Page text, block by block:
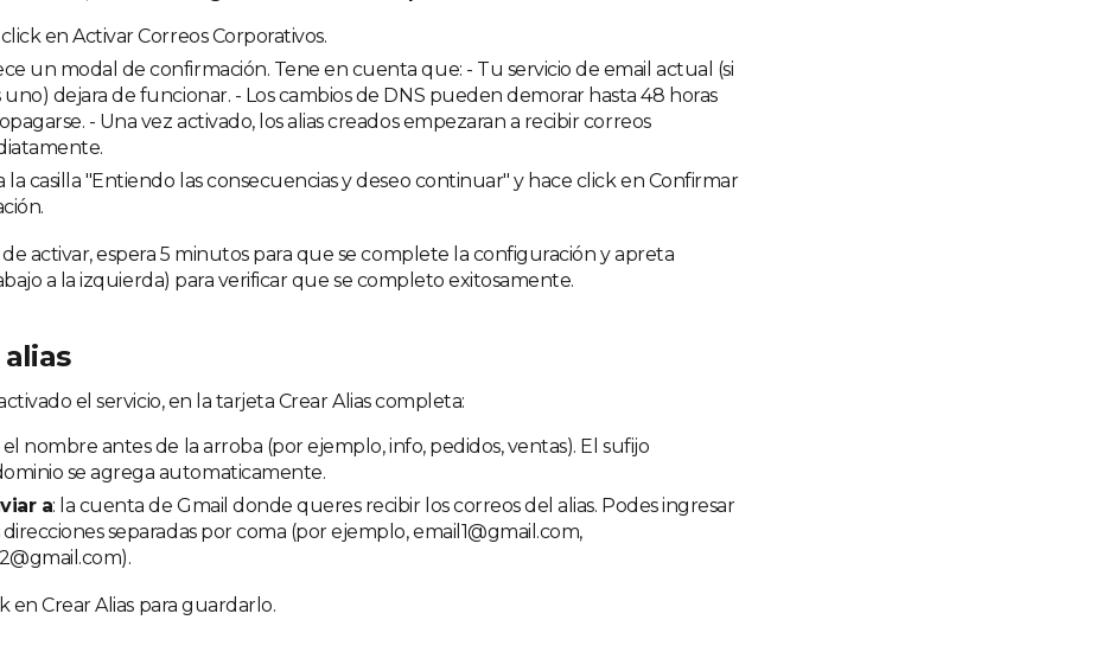
en Activar Correos Corporativos.
un modal de confirmación. Tene en cuenta que: - Tu servicio de email actual (si
dejara de funcionar. - Los cambios de DNS pueden demorar hasta 48 horas
- Una vez activado, los alias creados empezaran a recibir correos
la casilla "Entiendo las consecuencias y deseo continuar" y hace click en Confirmar
activar, espera 5 minutos para que se complete la configuración y apreta
a la izquierda) para verificar que se completo exitosamente.
el servicio, en la tarjeta Crear Alias completa:
el nombre antes de la arroba (por ejemplo, info, pedidos, ventas). El sufijo
se agrega automaticamente.
a: la cuenta de Gmail donde queres recibir los correos del alias. Podes ingresar
direcciones separadas por coma (por ejemplo, email1@gmail.com,
en Crear Alias para guardarlo.